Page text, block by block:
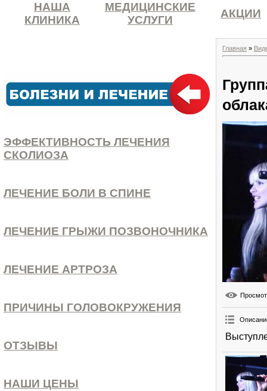
НАША
КЛИНИКА
МЕДИЦИНСКИЕ
УСЛУГИ
АКЦИИ
ЭФФЕКТИВНОСТЬ ЛЕЧЕНИЯ
СКОЛИОЗА
ЛЕЧЕНИЕ БОЛИ В СПИНЕ
ЛЕЧЕНИЕ ГРЫЖИ ПОЗВОНОЧНИКА
ЛЕЧЕНИЕ АРТРОЗА
ПРИЧИНЫ ГОЛОВОКРУЖЕНИЯ
ОТЗЫВЫ
НАШИ ЦЕНЫ
Главная »